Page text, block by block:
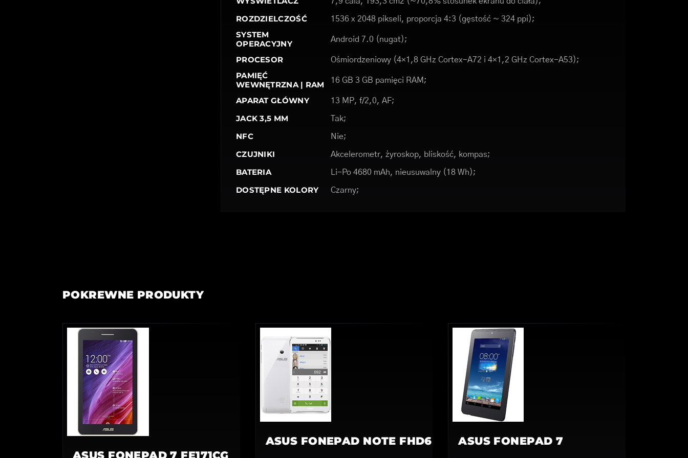
ROZDZIELCZOŚĆ 1536 x 2048 pikseli, proporcja 4:3 (gęstość ~ 324 ppi);
SYSTEM
OPERACYJNY
Android 7.0 (nugat);
PROCESOR Ośmiordzeniowy (4×1,8 GHz Cortex-A72 i 4×1,2 GHz Cortex-A53);
PAMIĘĆ
WEWNĘTRZNA | RAM
16 GB 3 GB pamięci RAM;
APARAT GŁÓWNY 13 MP, f/2,0, AF;
JACK 3,5 MM Tak;
NFC Nie;
CZUJNIKI Akcelerometr, żyroskop, bliskość, kompas;
BATERIA Li-Po 4680 mAh, nieusuwalny (18 Wh);
DOSTĘPNE KOLORY Czarny;
POKREWNE PRODUKTY
ASUS FONEPAD 7 FE171CG
ASUS FONEPAD NOTE FHD6 ASUS FONEPAD 7